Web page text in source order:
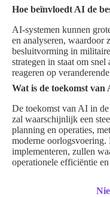
Hoe beïnvloedt AI de
AI-systemen kunnen
en analyseren, waardoor
besluitvorming in
strategen in staat om
reageren op
Wat is de toekomst van
De toekomst van AI in
zal waarschijnlijk een
planning en operaties,
moderne
implementeren, zullen
operationele efficiëntie